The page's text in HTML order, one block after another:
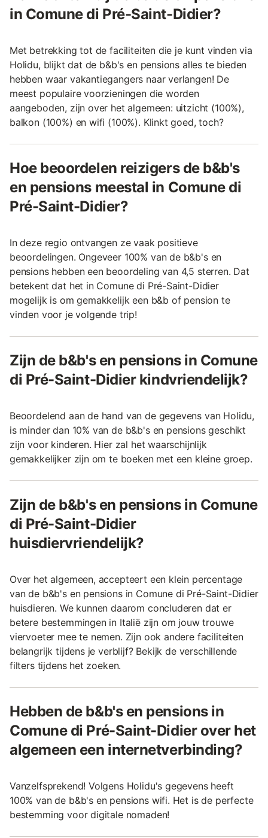
in Comune di Pré-Saint-Didier?
Met betrekking tot de faciliteiten die je kunt vinden via
Holidu, blijkt dat de b&b's en pensions alles te bieden
hebben waar vakantiegangers naar verlangen! De
meest populaire voorzieningen die worden
aangeboden, zijn over het algemeen: uitzicht (100%),
balkon (100%) en wifi (100%). Klinkt goed, toch?
Hoe beoordelen reizigers de b&b's
en pensions meestal in Comune di
Pré-Saint-Didier?
In deze regio ontvangen ze vaak positieve
beoordelingen. Ongeveer 100% van de b&b's en
pensions hebben een beoordeling van 4,5 sterren. Dat
betekent dat het in Comune di Pré-Saint-Didier
mogelijk is om gemakkelijk een b&b of pension te
vinden voor je volgende trip!
Zijn de b&b's en pensions in Comune
di Pré-Saint-Didier kindvriendelijk?
Beoordelend aan de hand van de gegevens van Holidu,
is minder dan 10% van de b&b's en pensions geschikt
zijn voor kinderen. Hier zal het waarschijnlijk
gemakkelijker zijn om te boeken met een kleine groep.
Zijn de b&b's en pensions in Comune
di Pré-Saint-Didier
huisdiervriendelijk?
Over het algemeen, accepteert een klein percentage
van de b&b's en pensions in Comune di Pré-Saint-Didier
huisdieren. We kunnen daarom concluderen dat er
betere bestemmingen in Italië zijn om jouw trouwe
viervoeter mee te nemen. Zijn ook andere faciliteiten
belangrijk tijdens je verblijf? Bekijk de verschillende
filters tijdens het zoeken.
Hebben de b&b's en pensions in
Comune di Pré-Saint-Didier over het
algemeen een internetverbinding?
Vanzelfsprekend! Volgens Holidu's gegevens heeft
100% van de b&b's en pensions wifi. Het is de perfecte
bestemming voor digitale nomaden!